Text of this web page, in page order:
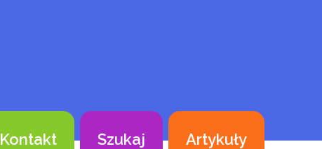
Kontakt Szukaj Artykuły